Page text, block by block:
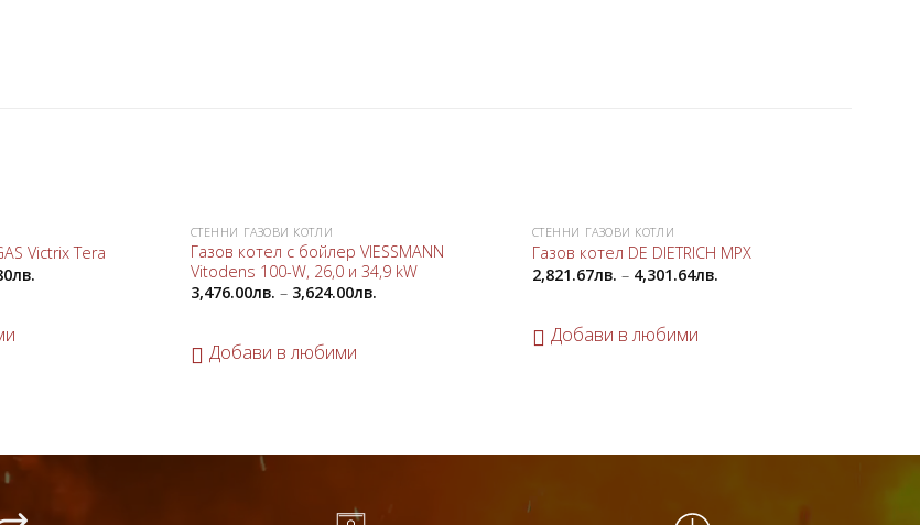
Victrix Tera
лв.
СТЕННИ ГАЗОВИ КОТЛИ
Газов котел с бойлер VIESSMANN
Vitodens 100-W, 26,0 и 34,9 kW
3,476.00лв. – 3,624.00лв.
Добави в любими
СТЕННИ ГАЗОВИ КОТЛИ
Газов котел DE DIETRICH МРХ
2,821.67лв. – 4,301.64лв.
Добави в любими